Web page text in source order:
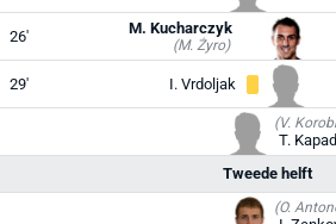
26' (M. Żyro)
M. Kucharczyk
29' I. Vrdoljak
(V.
T.
Tweede helft
(O.